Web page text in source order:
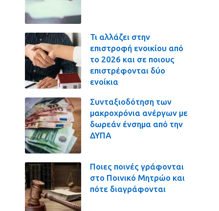
Τι αλλάζει στην
επιστροφή ενοικίου από
το 2026 και σε ποιους
επιστρέφονται δύο
ενοίκια
Συνταξιοδότηση των
μακροχρόνια ανέργων με
δωρεάν ένσημα από την
ΔΥΠΑ
Ποιες ποινές γράφονται
στο Ποινικό Μητρώο και
πότε διαγράφονται